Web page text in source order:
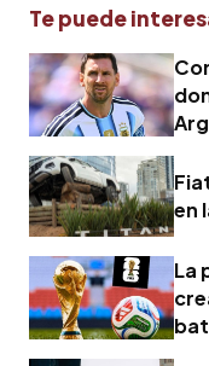
Te puede
en
La